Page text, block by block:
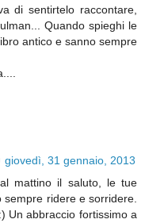
di sentirtelo raccontare,
Quando spieghi le
antico e sanno sempre
giovedì, 31 gennaio, 2013
mattino il saluto, le tue
ridere e sorridere.
Un abbraccio fortissimo a